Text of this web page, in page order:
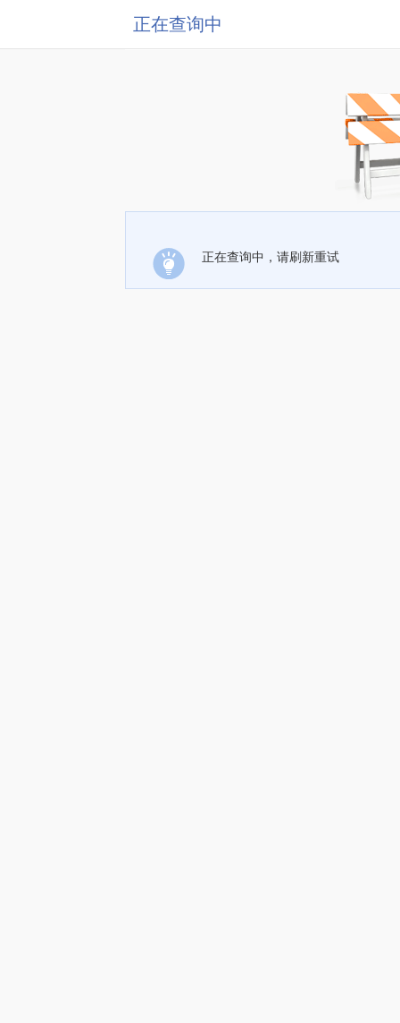
正在查询中
正在查询中，请刷新重试